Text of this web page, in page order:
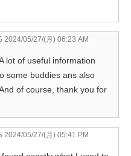
2024/05/27/(月) 06:23 AM
lot of useful information
some buddies ans also
of course, thank you for
2024/05/27/(月) 05:41 PM